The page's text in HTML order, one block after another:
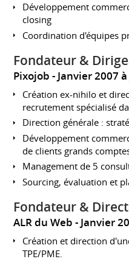
Développement
closing
Coordination d'équipes
Fondateur &
Pixojob Janvier 2007
Création ex-nihilo et
recrutement spécialisé
Direction générale :
Développement
de clients grands
Management de 5
Sourcing, évaluation et
Fondateur &
ALR du Web Janvier
Création et direction
TPE/PME.